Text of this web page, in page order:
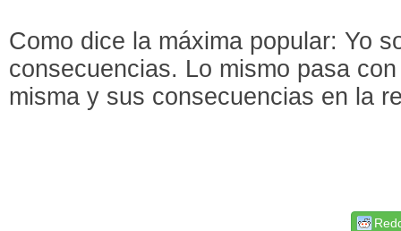
Como dice la máxima popular: Yo
consecuencias. Lo mismo pasa
misma y sus consecuencias en la